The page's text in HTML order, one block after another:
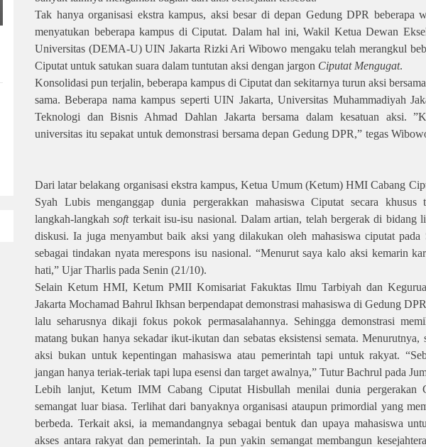
Tak hanya organisasi ekstra kampus, aksi besar di depan Gedung DPR beberapa
menyatukan beberapa kampus di Ciputat. Dalam hal ini, Wakil Ketua Dewan
Universitas (DEMA-U) UIN Jakarta Rizki Ari Wibowo mengaku telah merangkul
Ciputat untuk satukan suara dalam tuntutan aksi dengan jargon Ciputat Mengugat.
Konsolidasi pun terjalin, beberapa kampus di Ciputat dan sekitarnya turun aksi
sama. Beberapa nama kampus seperti UIN Jakarta, Universitas Muhammadiyah
Teknologi dan Bisnis Ahmad Dahlan Jakarta bersama dalam kesatuan aksi.
universitas itu sepakat untuk demonstrasi bersama depan Gedung DPR,” tegas
Dari latar belakang organisasi ekstra kampus, Ketua Umum (Ketum) HMI Cabang
Syah Lubis menganggap dunia pergerakkan mahasiswa Ciputat secara khusus
langkah-langkahsoft terkait isu-isu nasional. Dalam artian, telah bergerak di bidang
diskusi. Ia juga menyambut baik aksi yang dilakukan oleh mahasiswa ciputat pada
sebagai tindakan nyata merespons isu nasional. “Menurut saya kalo aksi kemarin
hati,” Ujar Tharlis pada Senin (21/10).
Selain Ketum HMI, Ketum PMII Komisariat Fakuktas Ilmu Tarbiyah dan
Jakarta Mochamad Bahrul Ikhsan berpendapat demonstrasi mahasiswa di Gedung
lalu seharusnya dikaji fokus pokok permasalahannya. Sehingga demonstrasi
matang bukan hanya sekadar ikut-ikutan dan sebatas eksistensi semata. Menurutnya,
aksi bukan untuk kepentingan mahasiswa atau pemerintah tapi untuk rakyat.
jangan hanya teriak-teriak tapi lupa esensi dan target awalnya,” Tutur Bachrul pada
Lebih lanjut, Ketum IMM Cabang Ciputat Hisbullah menilai dunia pergerakan
semangat luar biasa. Terlihat dari banyaknya organisasi ataupun primordial yang
berbeda. Terkait aksi, ia memandangnya sebagai bentuk dan upaya mahasiswa
akses antara rakyat dan pemerintah. Ia pun yakin semangat membangun